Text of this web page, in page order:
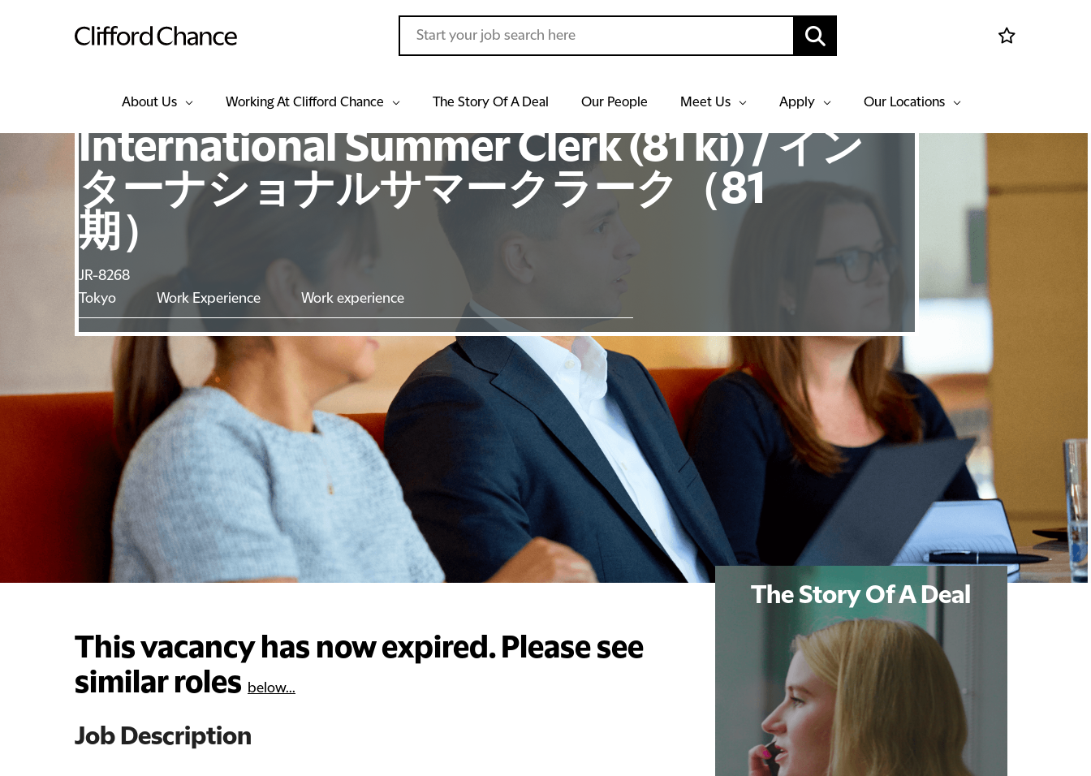
About Us Working At Clifford Chance The Story Of A Deal Our People Meet Us Apply Our Locations
International Summer Clerk (81 ki) / イン
ターナショナルサマークラーク（81
期）
JR-8268
Tokyo
Work Experience Work experience
This vacancy has now expired. Please see
similar roles below...
Job Description
The Story Of A Deal